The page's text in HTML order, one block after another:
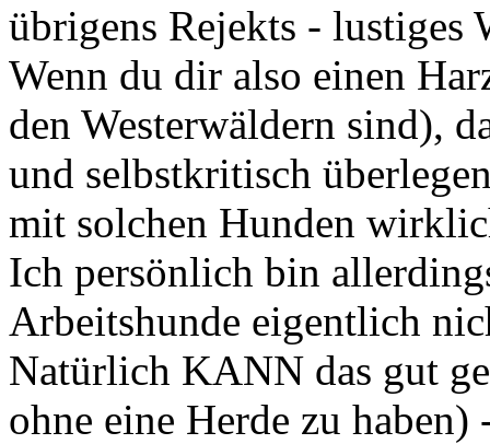
übrigens Rejekts - lustiges
Wenn du dir also einen
den Westerwäldern sind),
und selbstkritisch
mit solchen Hunden
Ich persönlich bin
Arbeitshunde eigentlich
Natürlich KANN das gut
ohne eine Herde zu haben)